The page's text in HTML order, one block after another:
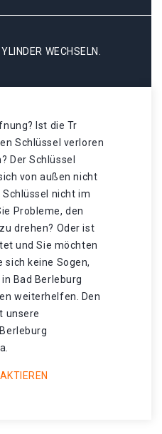
WECHSELN.
Ist die Tr
Schlüssel verloren
Der Schlüssel
von außen nicht
nicht im
Probleme, den
drehen? Oder ist
und Sie möchten
sich keine Sogen,
Bad Berleburg
weiterhelfen. Den
unsere